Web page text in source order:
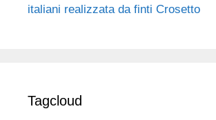
italiani realizzata da finti Crosetto
Tagcloud